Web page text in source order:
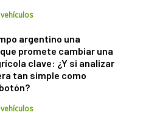
argentino una
promete cambiar una
clave: ¿Y si analizar
tan simple como